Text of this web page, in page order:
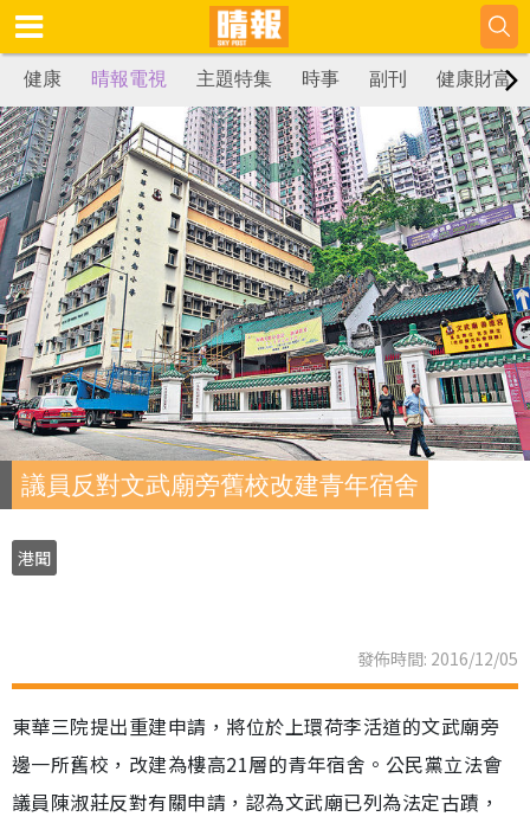
健康 晴報電視 主題特集 時事 副刊 健康財富
議員反對文武廟旁舊校改建青年宿舍
港聞
發佈時間: 2016/12/05
東華三院提出重建申請，將位於上環荷李活道的文武廟旁
邊一所舊校，改建為樓高21層的青年宿舍。公民黨立法會
議員陳淑莊反對有關申請，認為文武廟已列為法定古蹟，